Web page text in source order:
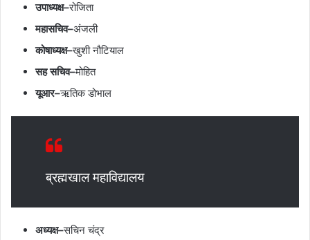
उपाध्यक्ष–रोजिता
महासचिव–अंजली
कोषाध्यक्ष–खुशी नौटियाल
सह सचिव–मोहित
यूआर–ऋतिक डोभाल
ब्रह्मखाल महाविद्यालय
अध्यक्ष–सचिन चंद्र